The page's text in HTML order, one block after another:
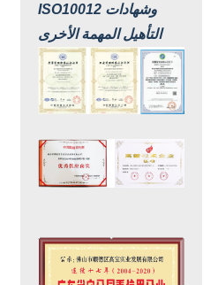
ISO10012 وشهادات
التأهيل المهمة الأخرى